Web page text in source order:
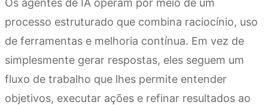
Os agentes de IA operam por meio de um
processo estruturado que combina raciocínio, uso
de ferramentas e melhoria contínua. Em vez de
simplesmente gerar respostas, eles seguem um
fluxo de trabalho que lhes permite entender
objetivos, executar ações e refinar resultados ao